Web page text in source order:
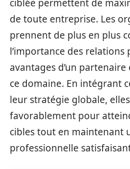
ciblée permettent de
de toute entreprise. Les
prennent de plus en plus
l’importance des relations
avantages d’un
ce domaine. En intégrant
leur stratégie globale,
favorablement pour
cibles tout en maintenant
professionnelle